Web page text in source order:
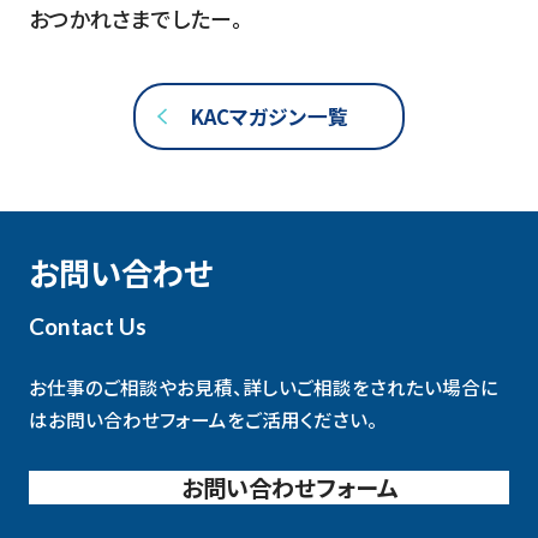
おつかれさまでしたー。
KACマガジン一覧
お問い合わせ
Contact Us
お仕事のご相談やお見積、詳しいご相談をされたい場合に
はお問い合わせフォームをご活用ください。
お問い合わせフォーム